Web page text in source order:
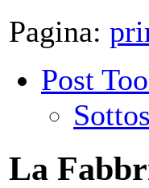
Pagina:
Post
La